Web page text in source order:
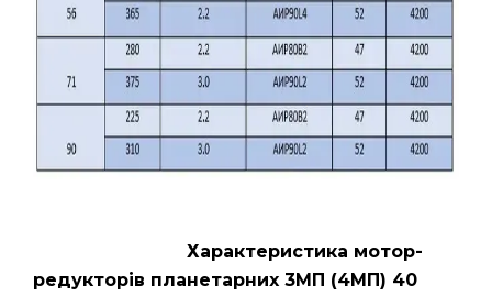
Характеристика мотор-
редукторів планетарних 3МП (4МП) 40